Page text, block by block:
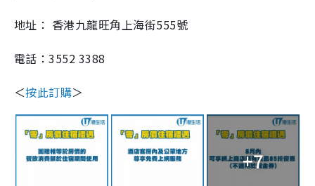
地址： 香港九龍旺角上海街555號
電話：3552 3388
＜按此訂購＞
+7